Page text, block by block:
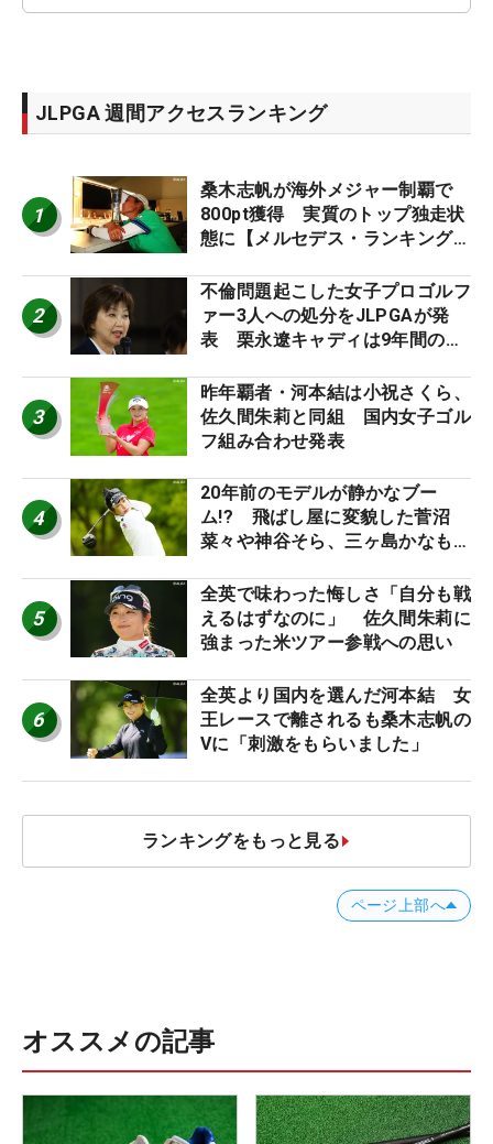
JLPGA 週間アクセスランキング
1
桑木志帆が海外メジャー制覇で
800pt獲得 実質のトップ独走状
態に【メルセデス・ランキング番
2
不倫問題起こした女子プロゴルフ
ァー3人への処分をJLPGAが発
表 栗永遼キャディは9年間の立
3
昨年覇者・河本結は小祝さくら、
佐久間朱莉と同組 国内女子ゴル
フ組み合わせ発表
4
20年前のモデルが静かなブー
ム!? 飛ばし屋に変貌した菅沼
菜々や神谷そら、三ヶ島かなも使
ロたちの“飛ばしギア”】
5
全英で味わった悔しさ「自分も戦
えるはずなのに」 佐久間朱莉に
強まった米ツアー参戦への思い
6
全英より国内を選んだ河本結 女
王レースで離されるも桑木志帆の
Vに「刺激をもらいました」
ランキングをもっと見る
ページ上部へ
オススメの記事